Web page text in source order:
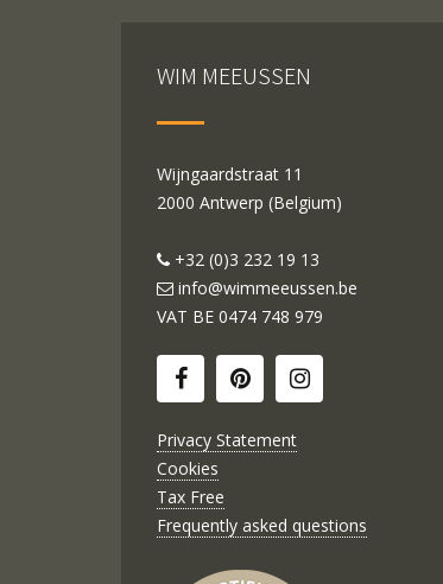
WIM MEEUSSEN
Wijngaardstraat 11
2000 Antwerp (Belgium)
+32 (0)3 232 19 13
info@wimmeeussen.be
VAT BE 0474 748 979
Privacy Statement
Cookies
Tax Free
Frequently asked questions